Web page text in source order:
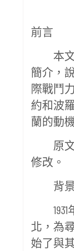
前言
本文
簡介，
際戰鬥
約和波
蘭的動
原文
修改。
背
1931
北，為
始了與